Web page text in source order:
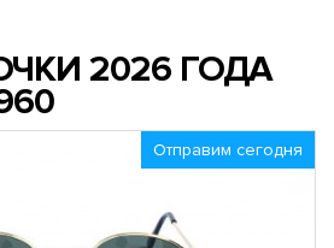
2026 ГОДА
Отправим сегодня